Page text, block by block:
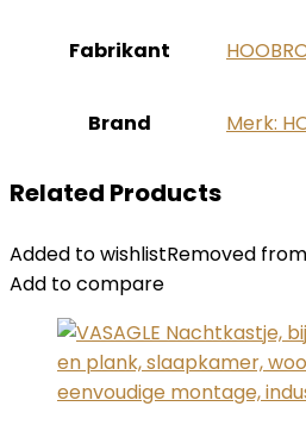
Fabrikant
Brand Merk:
Related Products
Added to wishlistRemoved
Add to compare